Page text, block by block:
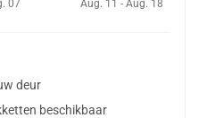
07
Aug. 11 - Aug. 18
deur
beschikbaar